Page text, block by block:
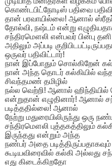
கொண்டபிட்நோடிஸ் பதிவை
தான் பரவாயில்லை! ஆனால்
தோல்வி, நஷ்டம் என்று
சந்திரமௌலி என்பவர் பின்பு
அதிலும் அப்படி
ஒருவர் பதிவிட்டார்!
நான் இப்போதும் சொல்கிறேன்
நான் அந்த தொடர் கல்கியில்
சிவந்தமண் தமிழில்
நல்ல வெற்றி! ஆனால் ஹிந்தியில்
என்றுதான் எழுதினார்! ஆனால்
படித்ததில்லை! ஆனால்
நேற்று மதுரையிலிருந்து ஒரு
சந்திரமௌலி புத்தகத்திலும்
இருந்தது என்றும் அந்த
நண்பர் அதை
கூடியவிரைவில் கல்கி அல்லது
எது கிடைக்கிறதோ